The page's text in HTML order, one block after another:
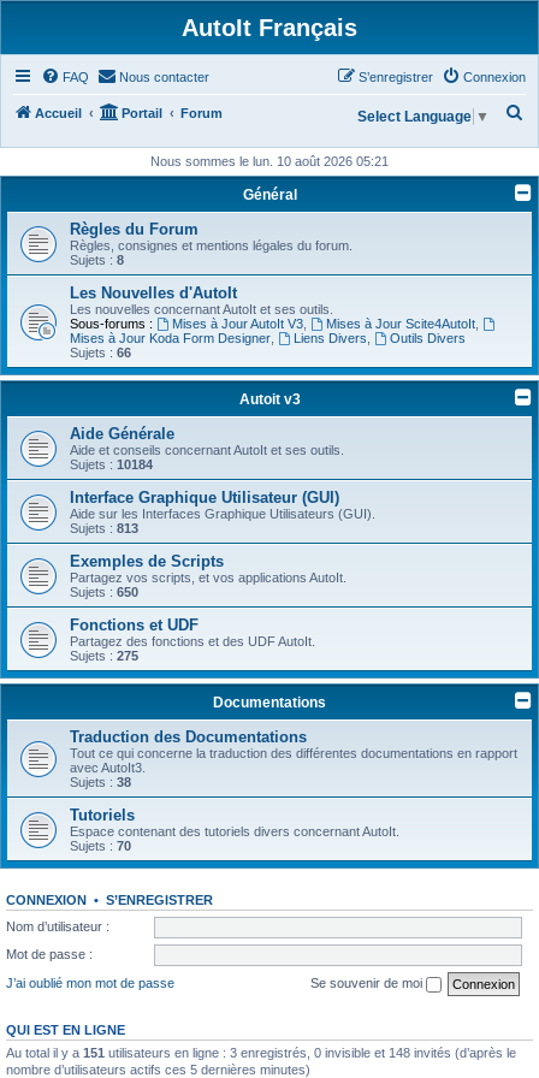
AutoIt Français
FAQ Nous contacter Connexion
S’enregistrer
Accueil Portail Forum
h
r
Select Language ▼
Nous sommes le lun. 10 août 2026 05:21
Général
Règles du Forum
Règles, consignes et mentions légales du forum.
Sujets : 8
Les Nouvelles d'AutoIt
Les nouvelles concernant AutoIt et ses outils.
Sous-forums :
Mises à Jour AutoIt V3, Mises à Jour Scite4AutoIt,
Mises à Jour Koda Form Designer
Liens Divers
Outils Divers
Sujets : 66
Autoit v3
Aide Générale
Aide et conseils concernant AutoIt et ses outils.
Sujets : 10184
Interface Graphique Utilisateur (GUI)
Aide sur les Interfaces Graphique Utilisateurs (GUI).
Sujets : 813
Exemples de Scripts
Partagez vos scripts, et vos applications AutoIt.
Sujets : 650
Fonctions et UDF
Partagez des fonctions et des UDF AutoIt.
Sujets : 275
Documentations
Traduction des Documentations
Tout ce qui concerne la traduction des différentes documentations en rapport
avec AutoIt3.
Sujets : 38
Tutoriels
Espace contenant des tutoriels divers concernant AutoIt.
Sujets : 70
CONNEXION • S’ENREGISTRER
Nom d’utilisateur :
Mot de passe :
J’ai oublié mon mot de passe
Se souvenir de moi
QUI EST EN LIGNE
Au total il y a 151 utilisateurs en ligne : 3 enregistrés, 0 invisible et 148 invités (d’après le
nombre d’utilisateurs actifs ces 5 dernières minutes)